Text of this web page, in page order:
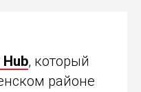
, который
районе